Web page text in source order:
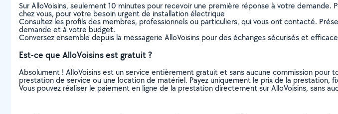
Sur AlloVoisins, seulement 10 minutes pour recevoir une première réponse à votre
chez vous, pour votre besoin urgent de installation électrique
Consultez les profils des membres, professionnels ou particuliers, qui vous ont contacté.
demande et à votre budget.
Conversez ensemble depuis la messagerie AlloVoisins pour des échanges sécurisés et
Est-ce que AlloVoisins est gratuit ?
Absolument ! AlloVoisins est un service entièrement gratuit et sans aucune commission
prestation de service ou une location de matériel. Payez uniquement le prix de la prestation,
Vous pouvez réaliser le paiement en ligne de la prestation directement sur AlloVoisins, sans